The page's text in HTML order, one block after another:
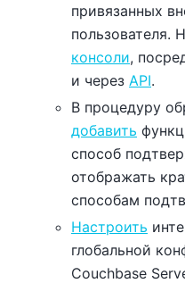
привязанных
пользователя.
консоли,
и через API.
В процедуру
добавить
способ
отображать
способам
Настроить
глобальной
Couchbase